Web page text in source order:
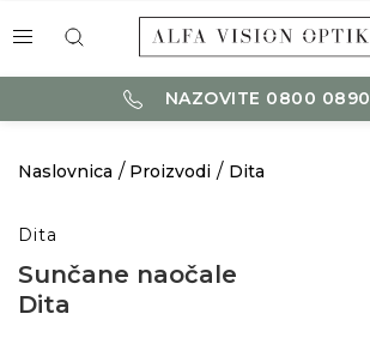
NAZOVITE 0800 0890
Naslovnica Proizvodi Dita
Dita
Sunčane naočale
Dita